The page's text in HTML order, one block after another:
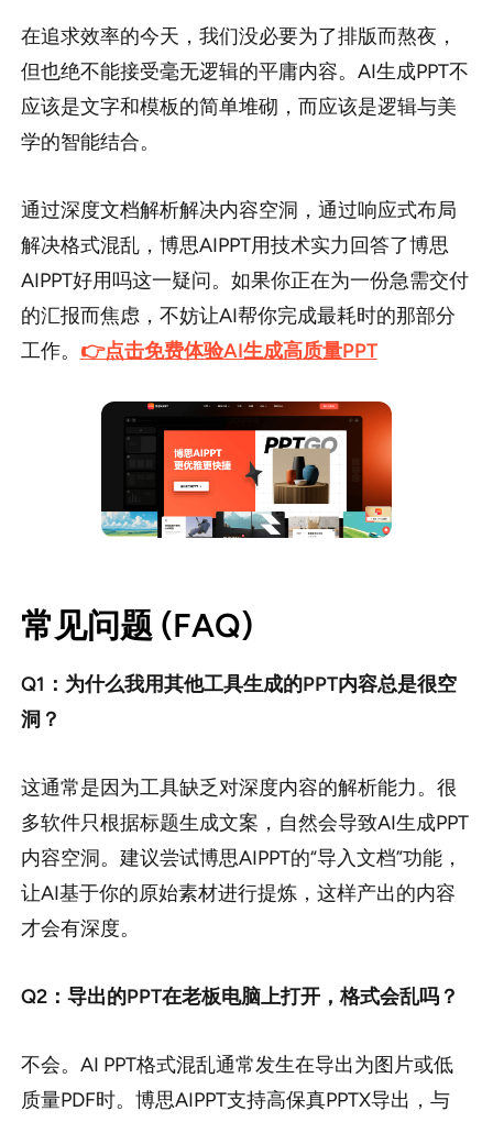
在追求效率的今天，我们没必要为了排版而熬夜，
但也绝不能接受毫无逻辑的平庸内容。AI生成PPT不
应该是文字和模板的简单堆砌，而应该是逻辑与美
学的智能结合。
通过深度文档解析解决内容空洞，通过响应式布局
解决格式混乱，博思AIPPT用技术实力回答了博思
AIPPT好用吗这一疑问。如果你正在为一份急需交付
的汇报而焦虑，不妨让AI帮你完成最耗时的那部分
工作。 👉点击免费体验AI生成高质量PPT
常见问题 (FAQ)
Q1：为什么我用其他工具生成的PPT内容总是很空
洞？
这通常是因为工具缺乏对深度内容的解析能力。很
多软件只根据标题生成文案，自然会导致AI生成PPT
内容空洞。建议尝试博思AIPPT的“导入文档”功能，
让AI基于你的原始素材进行提炼，这样产出的内容
才会有深度。
Q2：导出的PPT在老板电脑上打开，格式会乱吗？
不会。AI PPT格式混乱通常发生在导出为图片或低
质量PDF时。博思AIPPT支持高保真PPTX导出，与